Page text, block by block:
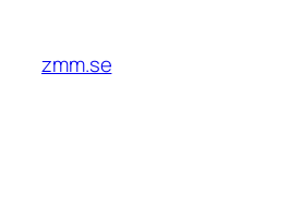
innehåll
zmm.se